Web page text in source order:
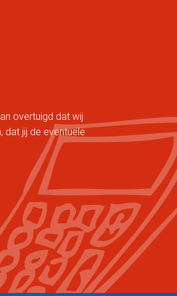
overtuigd dat wij
dat jij de eventuele